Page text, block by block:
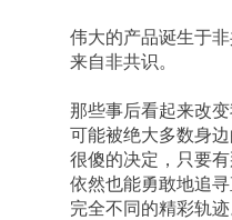
伟大的产品诞生于
来自非共识。
那些事后看起来改
可能被绝大多数身
很傻的决定，只要
依然也能勇敢地追
完全不同的精彩轨迹